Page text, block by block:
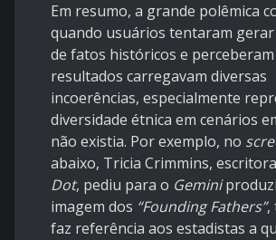
Em resumo, a grande polêmica
quando usuários tentaram
de fatos históricos e
resultados carregavam diversas
incoerências, especialmente
diversidade étnica em cenários
não existia. Por exemplo, no
abaixo, Tricia Crimmins,
Dot, pediu para o Gemini
imagem dos “Founding Fathers”,
faz referência aos estadistas a